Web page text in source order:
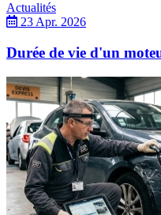
Actualités
23 Apr. 2026
Durée de vie d'un